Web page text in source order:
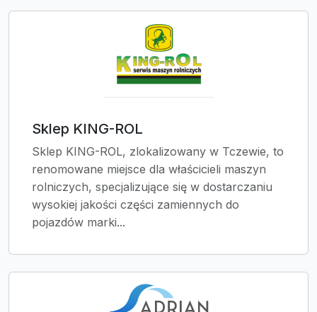
Sklep KING-ROL
Sklep KING-ROL, zlokalizowany w Tczewie, to
renomowane miejsce dla właścicieli maszyn
rolniczych, specjalizujące się w dostarczaniu
wysokiej jakości części zamiennych do
pojazdów marki...